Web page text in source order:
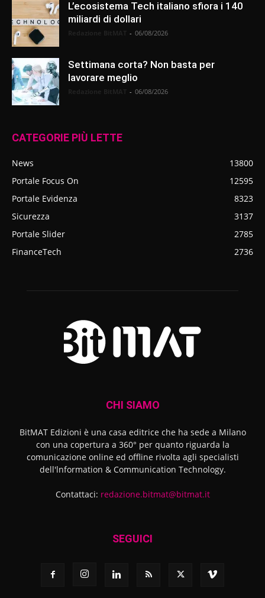
L’ecosistema Tech italiano sfiora i 140
miliardi di dollari
- 06/08/2026
Settimana corta? Non basta per
lavorare meglio
- 06/08/2026
CATEGORIE PIÙ LETTE
News
13800
Portale Focus On
12595
Portale Evidenza
8323
Sicurezza
3137
Portale Slider
2785
FinanceTech
2736
CHI SIAMO
BitMAT Edizioni è una casa editrice che ha sede a Milano
con una copertura a 360° per quanto riguarda la
comunicazione online ed offline rivolta agli specialisti
dell'lnformation & Communication Technology.
Contattaci: redazione.bitmat@bitmat.it
SEGUICI